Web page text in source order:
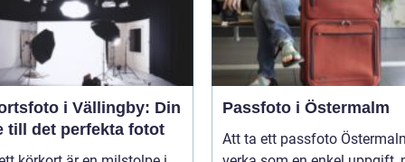
i Vällingby: Din
till det perfekta fotot
Passfoto i Östermalm
Att ta ett passfoto